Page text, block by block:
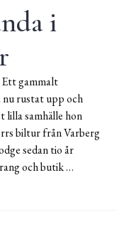
i
Ett gammalt
nu rustat upp och
lilla samhälle hon
biltur från Varberg
sedan tio år
och butik …